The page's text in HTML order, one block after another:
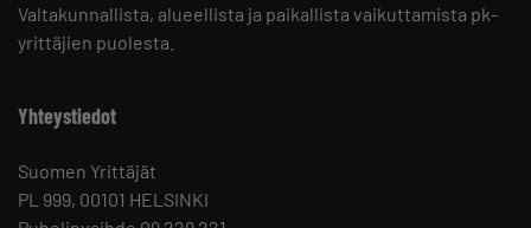
Valtakunnallista, alueellista ja paikallista vaikuttamista pk-
yrittäjien puolesta.
Yhteystiedot
Suomen Yrittäjät
PL 999, 00101 HELSINKI